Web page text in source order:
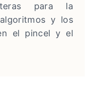
para la
y los
el pincel y el